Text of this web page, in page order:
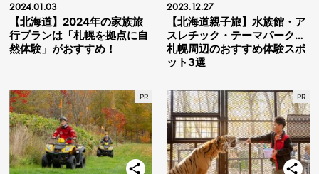
2024.01.03
【北海道】2024年の家族旅
行プランは「札幌を拠点に自
然体験」がおすすめ！
2023.12.27
【北海道親子旅】水族館・ア
スレチック・テーマパーク…
札幌周辺のおすすめ体験スポ
ット3選